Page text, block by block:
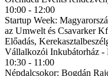
10:00 - 12:00
Startup Week:
az Umwelt és Csavarker
Előadás,
Vállalkozói Inkubátorház -
10:30 - 11:00
Népdalcsokor: Bogdán